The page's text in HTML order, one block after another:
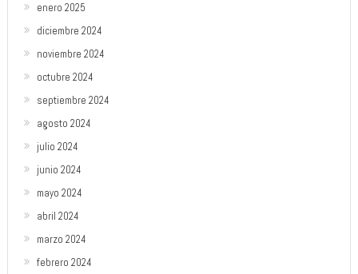
enero 2025
diciembre 2024
noviembre 2024
octubre 2024
septiembre 2024
agosto 2024
julio 2024
junio 2024
mayo 2024
abril 2024
marzo 2024
febrero 2024